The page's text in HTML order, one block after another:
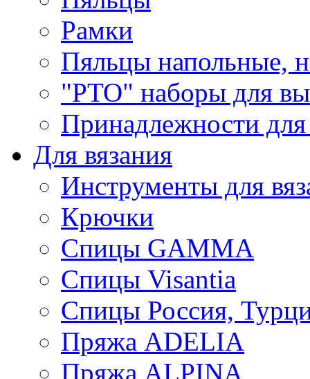
Рамки
Пяльцы напольные,
"РТО" наборы для
Принадлежности
Для вязания
Инструменты для
Крючки
Спицы GAMMA
Спицы Visantia
Спицы Россия,
Пряжа ADELIA
Пряжа ALPINA